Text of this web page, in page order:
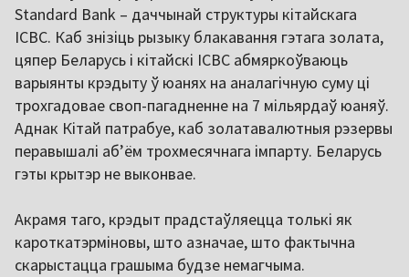
Standard Bank – даччынай структуры кітайскага
ICBC. Каб знізіць рызыку блакавання гэтага золата,
цяпер Беларусь і кітайскі ICBC абмяркоўваюць
варыянты крэдыту ў юанях на аналагічную суму ці
трохгадовае своп-пагадненне на 7 мільярдаў юаняў.
Аднак Кітай патрабуе, каб золатавалютныя рэзервы
перавышалі аб’ём трохмесячнага імпарту. Беларусь
гэты крытэр не выконвае.
Акрамя таго, крэдыт прадстаўляецца толькі як
кароткатэрміновы, што азначае, што фактычна
скарыстацца грашыма будзе немагчыма.